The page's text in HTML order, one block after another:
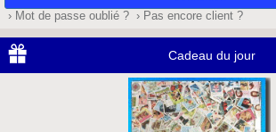
› Mot de passe oublié ? › Pas encore client ?
Cadeau du jour